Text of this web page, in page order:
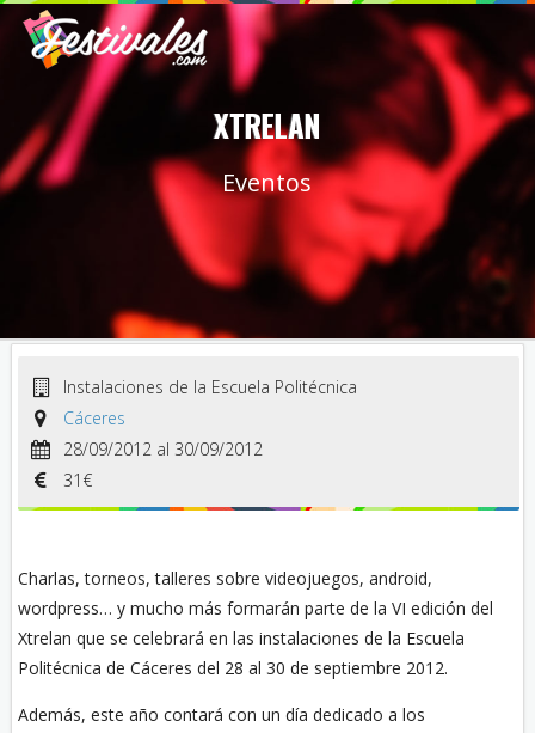
XTRELAN
Eventos
Instalaciones de la Escuela Politécnica
Cáceres
28/09/2012 al 30/09/2012
31€
Charlas, torneos, talleres sobre videojuegos, android,
wordpress… y mucho más formarán parte de la VI edición del
Xtrelan que se celebrará en las instalaciones de la Escuela
Politécnica de Cáceres del 28 al 30 de septiembre 2012.
Además, este año contará con un día dedicado a los